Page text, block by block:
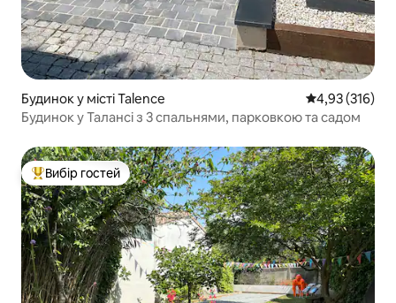
Будинок у місті Talence Середня
4,93 (316)
Будинок у Талансі з 3 спальнями, парковкою та садом
Топ вибір гостей
Вибір гостей